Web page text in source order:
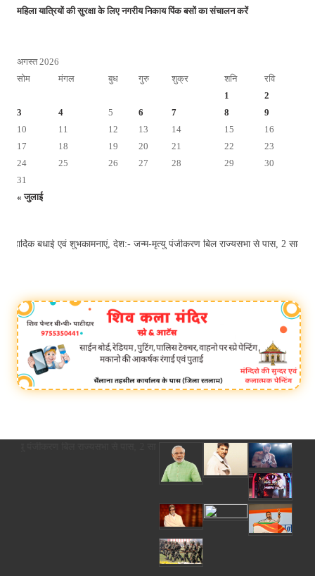
महिला यात्रियों की सुरक्षा के लिए नगरीय निकाय पिंक बसों का संचालन करें
अगस्त 2026
सोम
मंगल बुध गुरु शुक्र शनि रवि
« जुलाई
1
2
3
4 5 6 7 8
9
10
11 12 13 14 15
16
17
18 19 20 21 22
23
24
25 26 27 28 29
30
31
एवं शुभकामनाएं, देश:- जन्म-मृत्यु पंजीकरण बिल राज्यसभा से पास, 2 साल की देरी पर
बिल राज्यसभा से पास, 2 साल की देरी पर अब कोर्ट के आदेश से ही होगा रजिस्ट्रेशन